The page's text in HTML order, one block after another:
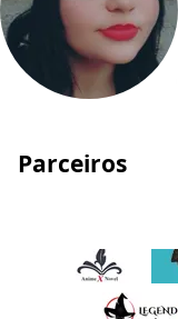
Parceiros